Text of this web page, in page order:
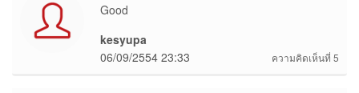
Good
kesyupa
ความคิดเห็นที่ 5
06/09/2554 23:33